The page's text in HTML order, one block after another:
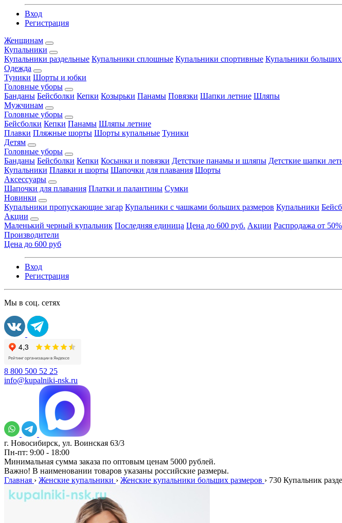
Вход
Регистрация
Женщинам
Купальники
Купальники раздельные Купальники сплошные Купальники спортивные Купальники больших
Одежда
Туники Шорты и юбки
Головные уборы
Банданы Бейсболки Кепки Козырьки Панамы Повязки Шапки летние Шляпы
Мужчинам
Головные уборы
Бейсболки Кепки Панамы Шляпы летние
Плавки Пляжные шорты Шорты купальные Туники
Детям
Головные уборы
Банданы Бейсболки Кепки Косынки и повязки Детсткие панамы и шляпы Детсткие шапки
Купальники Плавки и шорты Шапочки для плавания Шорты
Аксессуары
Шапочки для плавания Платки и палантины Сумки
Новинки
Купальники пропускающие загар Купальники с чашками больших размеров Купальники
Акции
Маленький черный купальник Последняя единица Цена до 600 руб. Акции Распродажа от 50%
Производители
Цена до 600 руб
Вход
Регистрация
Мы в соц. сетях
8 800 500 52 25
info@kupalniki-nsk.ru
г. Новосибирск, ул. Воинская 63/3
Пн-пт: 9:00 - 18:00
Минимальная сумма заказа по оптовым ценам 5000 рублей.
Важно! В наименовании товаров указаны российские размеры.
Главная › Женские купальники › Женские купальники больших размеров › 730 Купальник